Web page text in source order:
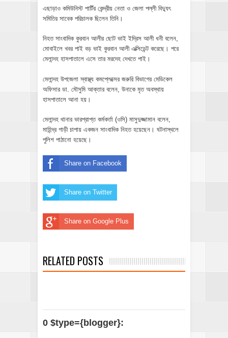
এছাড়াও কমিউনিস্ট পার্টির কেন্দ্রীয় নেতা ও জেলা পল্লী বিদ্যুৎ
সমিতির সাবেক পরিচালক ছিলেন তিনি।
নিহত সাংবাদিক কুরবান আলীর ছোট ভাই ইদ্রিস আলী ধনী বলেন,
মোবাইলে খবর পাই বড় ভাই কুরবান আলী এক্সিডেন্ট করেছে। পরে
মেলান্দহ হাসপাতালে এসে তার মরদেহ দেখতে পাই।
মেলান্দহ উপজেলা স্বাস্থ্য কমপ্লেক্সের জরুরি বিভাগের মেডিকেল
অফিসার ডা. মৌসুমি আক্তার বলেন, উনাকে মৃত অবস্থায়
হাসপাতালে আনা হয়।
মেলান্দহ থানার ভারপ্রাপ্ত কর্মকর্তা (ওসি) মাসুদুজ্জামান বলেন,
মাহিন্দ্র গাড়ী চাপায় একজন সাংবাদিক নিহত হয়েছেন। ঘটনাস্থলে
পুলিশ পাঠানো হয়েছে।
Share on Facebook
Share on Twitter
Share on Google Plus
RELATED POSTS
0 $type={blogger}: